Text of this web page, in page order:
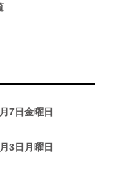
7日金曜日
3日月曜日